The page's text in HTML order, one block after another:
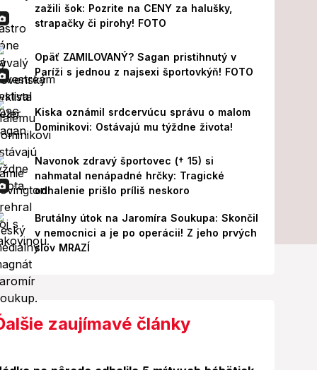
zažili šok: Pozrite na CENY za halušky,
strapačky či pirohy! FOTO
Opäť ZAMILOVANÝ? Sagan pristihnutý v
Paríži s jednou z najsexi športovkýň! FOTO
Kiska oznámil srdcervúcu správu o malom
Dominikovi: Ostávajú mu týždne života!
Navonok zdravý športovec († 15) si
nahmatal nenápadné hrčky: Tragické
odhalenie prišlo príliš neskoro
Brutálny útok na Jaromíra Soukupa: Skončil
v nemocnici a je po operácii! Z jeho prvých
slov MRAZÍ
zaujímavé články